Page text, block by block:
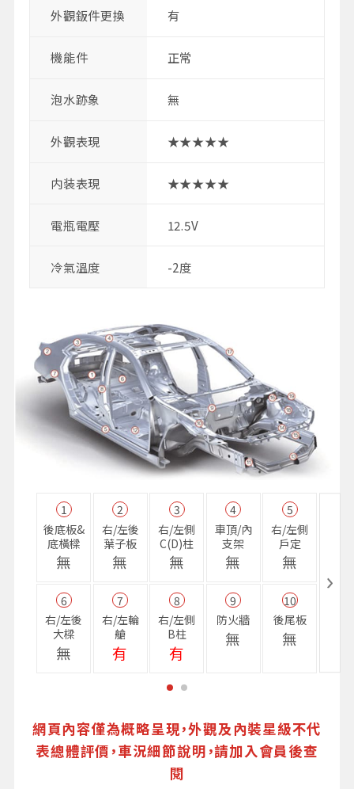
外觀鈑件更換 有
機能件 正常
泡水跡象 無
外觀表現 ★★★★★
内装表現 ★★★★★
電瓶電壓 12.5V
冷氣溫度 -2度
1
後底板&
底橫樑
無
2
右/左後
葉子板
無
3
右/左側
C(D)柱
無
4
車頂/內
支架
無
5
右/左側
戶定
無
6
右/左後
大樑
無
7
右/左輪
艙
有
8
右/左側
B柱
有
9
防火牆
無
10
後尾板
無
網頁內容僅為概略呈現，外觀及內裝星級不代
表總體評價，車況細節說明，請加入會員後查
閱